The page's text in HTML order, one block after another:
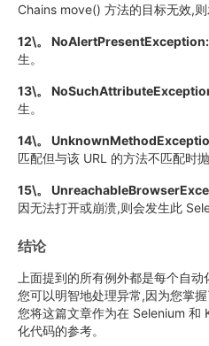
Chains move() 方法的目标无效,则
12\。 NoAlertPresentException:
生。
13\。
生。
14\。
匹配但与该 URL 的方法不匹配时抛
15\。
因无法打开或崩溃,则会发生此
结论
上面提到的所有例外都是每个自
您可以明智地处理异常,因为您掌
您将这篇文章作为在 Selenium
化代码的参考。